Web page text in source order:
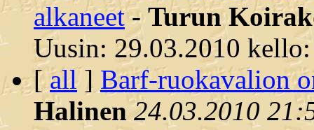
alkaneet-Turun
Uusin: 29.03.2010
[all] Barf-ruokavalion
Halinen 24.03.2010